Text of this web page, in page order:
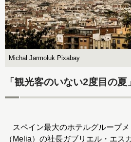
Michal Jarmoluk Pixabay
「観光客のいない2度目の夏」
スペイン最大のホテルグループメ
（Melia）の社長ガブリエル・エス